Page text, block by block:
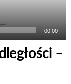
00:00
–